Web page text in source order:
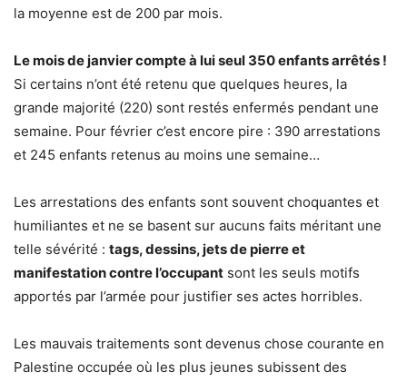
la moyenne est de 200 par mois.
Le mois de janvier compte à lui seul 350 enfants arrêtés !
Si certains n’ont été retenu que quelques heures, la
grande majorité (220) sont restés enfermés pendant une
semaine. Pour février c’est encore pire : 390 arrestations
et 245 enfants retenus au moins une semaine…
Les arrestations des enfants sont souvent choquantes et
humiliantes et ne se basent sur aucuns faits méritant une
telle sévérité : tags, dessins, jets de pierre et
manifestation contre l’occupant sont les seuls motifs
apportés par l’armée pour justifier ses actes horribles.
Les mauvais traitements sont devenus chose courante en
Palestine occupée où les plus jeunes subissent des